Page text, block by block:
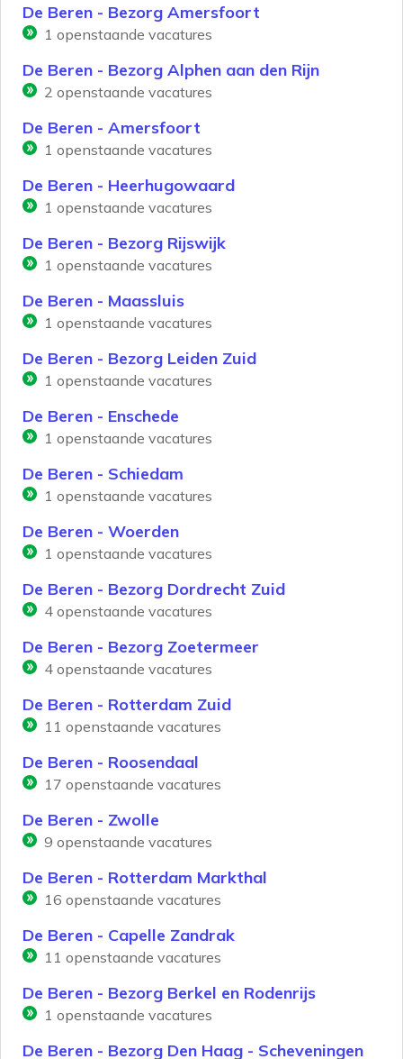
De Beren - Bezorg Amersfoort
1 openstaande vacatures
De Beren - Bezorg Alphen aan den Rijn
2 openstaande vacatures
De Beren - Amersfoort
1 openstaande vacatures
De Beren - Heerhugowaard
1 openstaande vacatures
De Beren - Bezorg Rijswijk
1 openstaande vacatures
De Beren - Maassluis
1 openstaande vacatures
De Beren - Bezorg Leiden Zuid
1 openstaande vacatures
De Beren - Enschede
1 openstaande vacatures
De Beren - Schiedam
1 openstaande vacatures
De Beren - Woerden
1 openstaande vacatures
De Beren - Bezorg Dordrecht Zuid
4 openstaande vacatures
De Beren - Bezorg Zoetermeer
4 openstaande vacatures
De Beren - Rotterdam Zuid
11 openstaande vacatures
De Beren - Roosendaal
17 openstaande vacatures
De Beren - Zwolle
9 openstaande vacatures
De Beren - Rotterdam Markthal
16 openstaande vacatures
De Beren - Capelle Zandrak
11 openstaande vacatures
De Beren - Bezorg Berkel en Rodenrijs
1 openstaande vacatures
De Beren - Bezorg Den Haag - Scheveningen